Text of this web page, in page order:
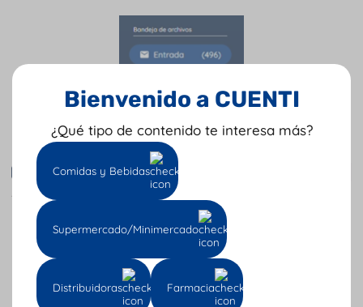
Acá podemos aceptarla o rechazarla
mercancía que nos haya llegado.
Bienvenido a CUENTI
¿Qué tipo de contenido te interesa más?
Comidas y Bebidas
Supermercado/Minimercado
Distribuidoras Farmacia